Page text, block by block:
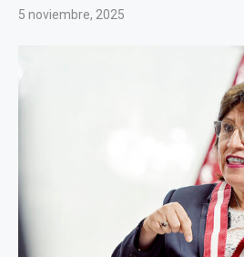
5 noviembre, 2025